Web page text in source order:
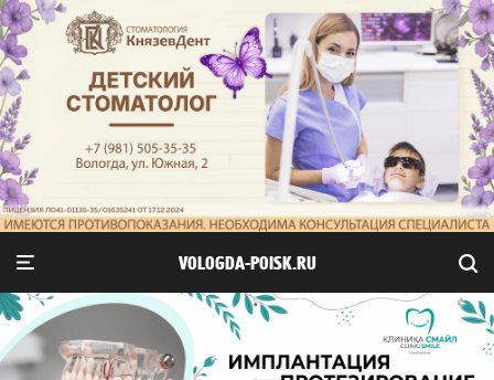
VOLOGDA-POISK.RU